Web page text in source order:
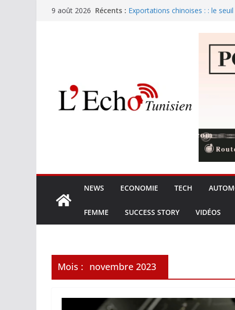
Passer9 août 2026 Récents : Exportations chinoises : : le
Zendure et Sobry : la batterie
Xiaomi G34WQi : Le retour
ultrawide à 300 €
NEWS ECONOMIE TECH
FEMME SUCCESS STORY VIDÉOS
Mois : novembre 2023